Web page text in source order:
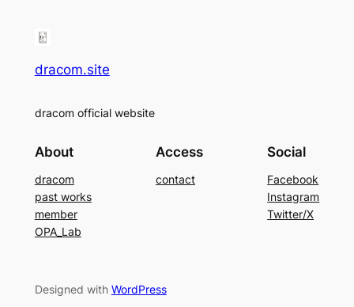
dracom.site
dracom official website
About
dracom
past works
member
OPA_Lab
Access
contact
Social
Facebook
Instagram
Twitter/X
Designed with WordPress